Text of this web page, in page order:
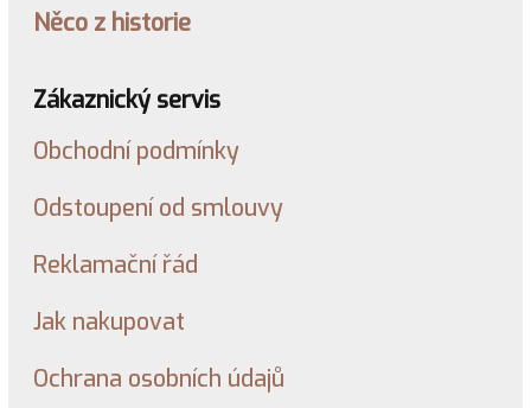
Něco z historie
Zákaznický servis
Obchodní podmínky
Odstoupení od smlouvy
Reklamační řád
Jak nakupovat
Ochrana osobních údajů